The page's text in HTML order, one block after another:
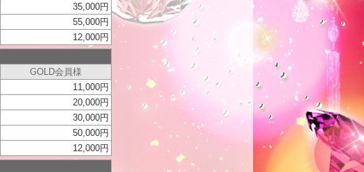
35,000円
55,000円
12,000円
GOLD会員様
11,000円
20,000円
30,000円
50,000円
12,000円